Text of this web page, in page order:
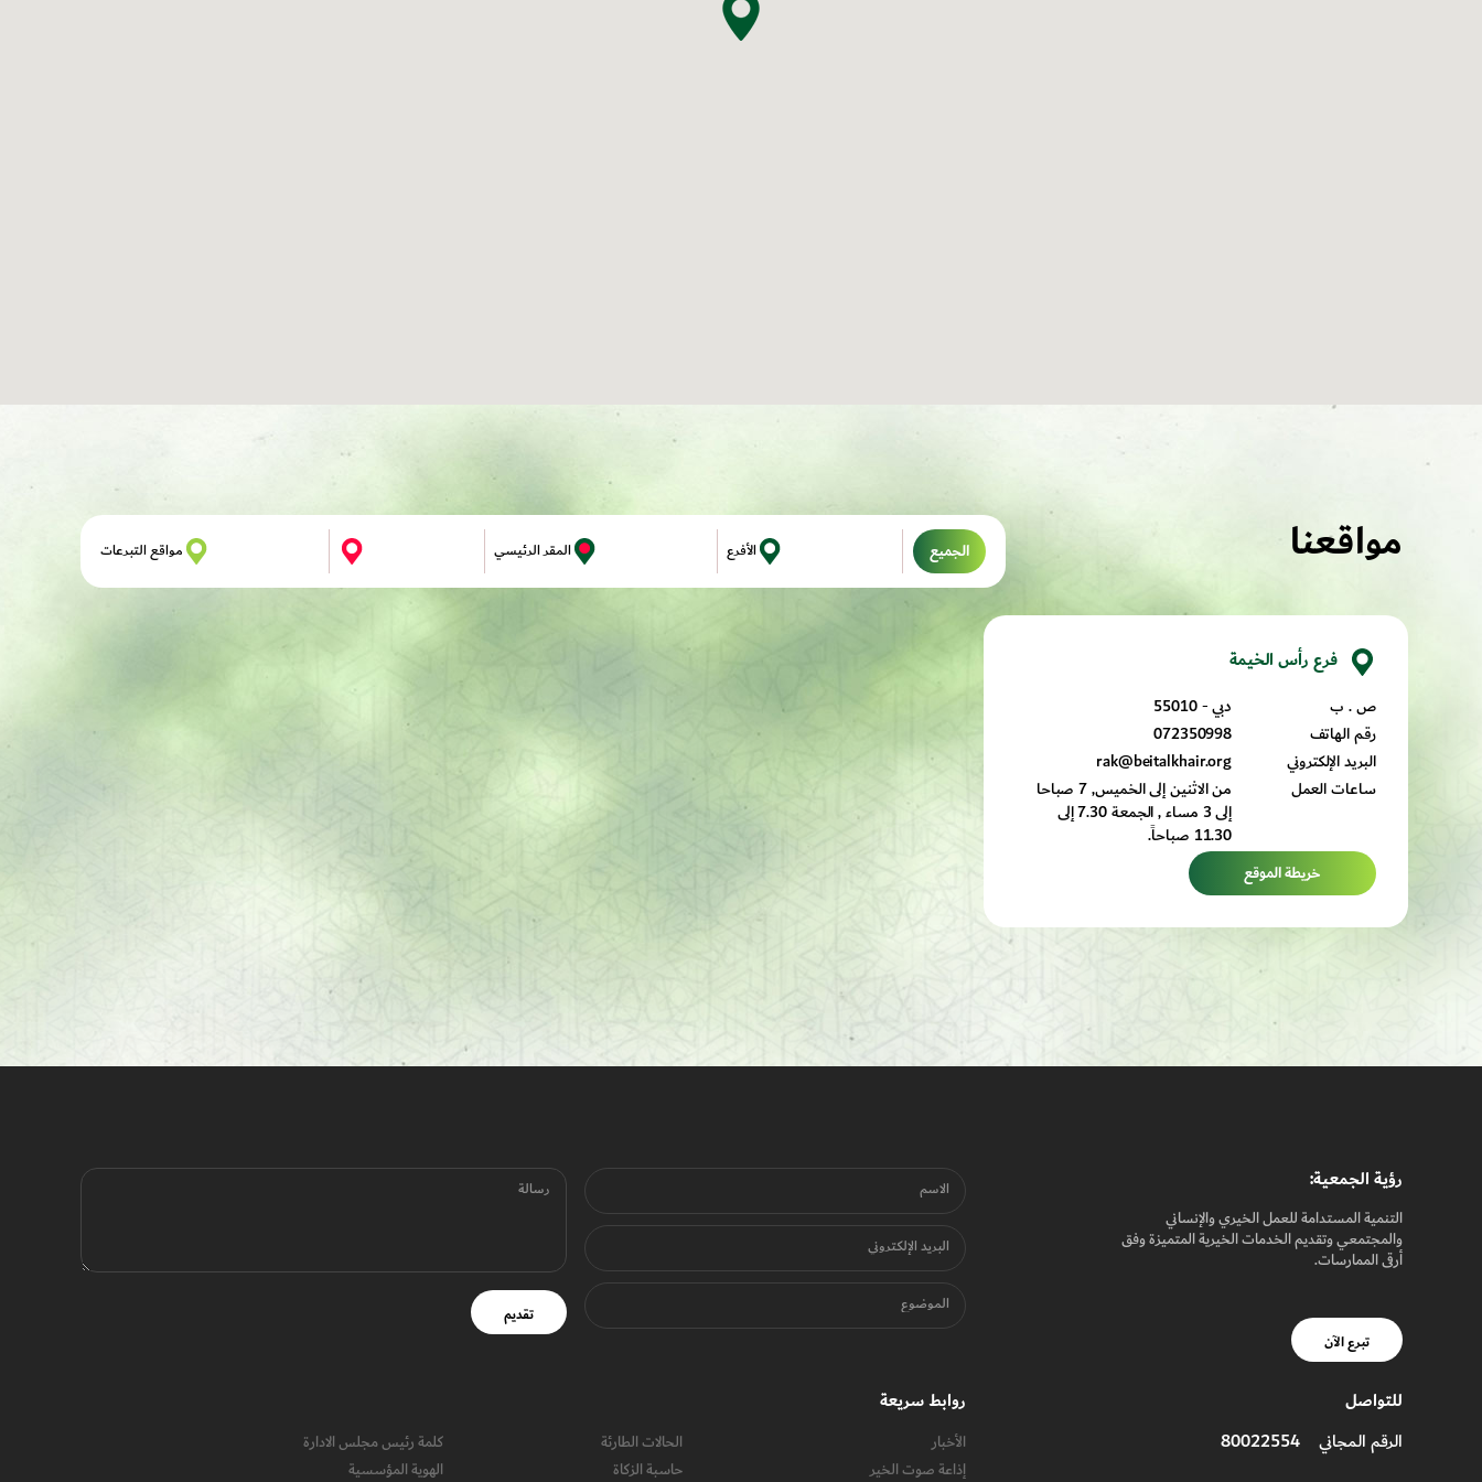
مواقعنا الجميع الأفرع المقر الرئيسي مواقع التبرعات
فرع رأس الخيمة
ص . ب
دبي - 55010
رقم الهاتف
072350998
البريد الإلكتروني
rak@beitalkhair.org
ساعات العمل
من الاثنين إلى الخميس, 7 صباحا
إلى 3 مساء , الجمعة 7.30 إلى
11.30 صباحاً.
خريطة الموقع
رؤيـة الجمعيـة:
التنمية المستدامة للعمل الخيري والإنساني
والمجتمعي وتقديم الخدمات الخيرية المتميزة وفق
أرقى الممارسات.
تبرع الآن
الاسم
البريد الإلكتروني
الموضوع
رسالة
تقديم
للتواصل
الرقم المجاني 80022554
روابط سريعة
الأخبار
إذاعة صوت الخير
الحالات الطارئة
حاسبة الزكاة
كلمة رئيس مجلس الادارة
الهوية المؤسسية